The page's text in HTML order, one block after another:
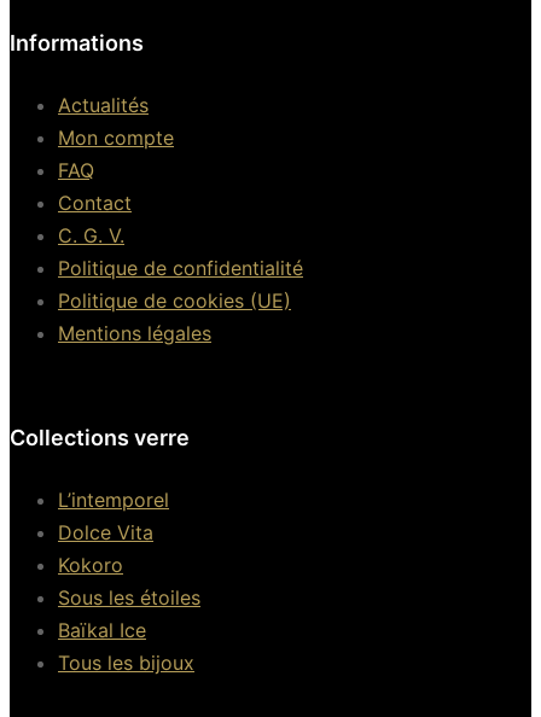
Informations
Actualités
Mon compte
FAQ
Contact
C. G. V.
Politique de confidentialité
Politique de cookies (UE)
Mentions légales
Collections verre
L’intemporel
Dolce Vita
Kokoro
Sous les étoiles
Baïkal Ice
Tous les bijoux